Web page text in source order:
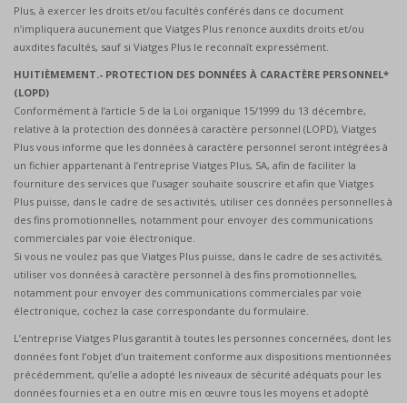
Plus, à exercer les droits et/ou facultés conférés dans ce document
n’impliquera aucunement que Viatges Plus renonce auxdits droits et/ou
auxdites facultés, sauf si Viatges Plus le reconnaît expressément.
HUITIÈMEMENT.- PROTECTION DES DONNÉES À CARACTÈRE PERSONNEL*
(LOPD)
Conformément à l’article 5 de la Loi organique 15/1999 du 13 décembre,
relative à la protection des données à caractère personnel (LOPD), Viatges
Plus vous informe que les données à caractère personnel seront intégrées à
un fichier appartenant à l’entreprise Viatges Plus, SA, afin de faciliter la
fourniture des services que l’usager souhaite souscrire et afin que Viatges
Plus puisse, dans le cadre de ses activités, utiliser ces données personnelles à
des fins promotionnelles, notamment pour envoyer des communications
commerciales par voie électronique.
Si vous ne voulez pas que Viatges Plus puisse, dans le cadre de ses activités,
utiliser vos données à caractère personnel à des fins promotionnelles,
notamment pour envoyer des communications commerciales par voie
électronique, cochez la case correspondante du formulaire.
L’entreprise Viatges Plus garantit à toutes les personnes concernées, dont les
données font l’objet d’un traitement conforme aux dispositions mentionnées
précédemment, qu’elle a adopté les niveaux de sécurité adéquats pour les
données fournies et a en outre mis en œuvre tous les moyens et adopté